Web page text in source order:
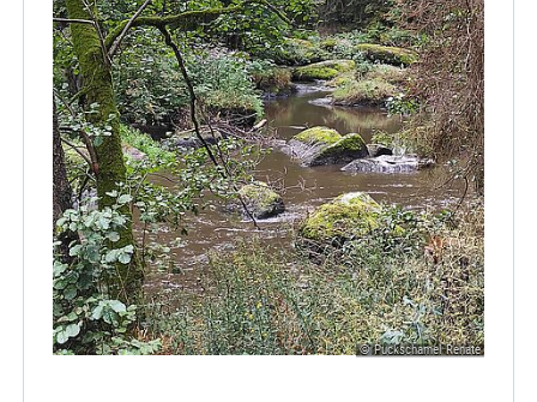
© Puckschamel Renate